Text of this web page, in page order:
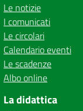
Le notizie
I comunicati
Le circolari
Calendario eventi
Le scadenze
Albo online
La didattica